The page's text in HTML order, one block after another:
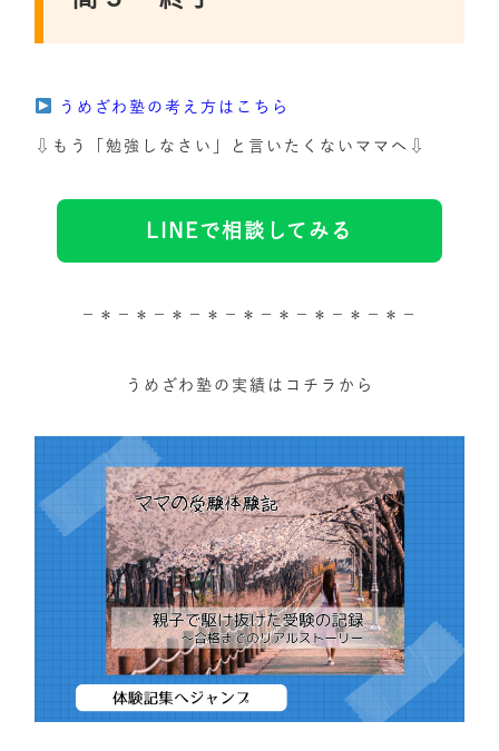
うめざわ塾の考え方はこちら
⇩もう「勉強しなさい」と言いたくないママへ⇩
LINEで相談してみる
－＊－＊－＊－＊－＊－＊－＊－＊－＊－
うめざわ塾の実績はコチラから